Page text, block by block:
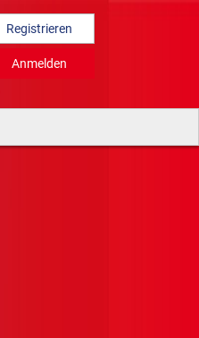
Registrieren
Anmelden